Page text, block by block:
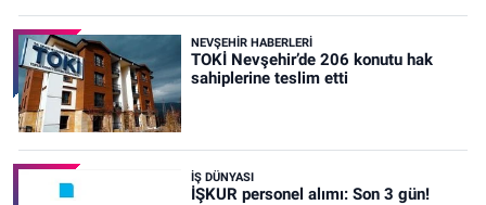
NEVŞEHIR HABERLERI
TOKİ Nevşehir’de 206 konutu hak
sahiplerine teslim etti
İŞ DÜNYASI
İŞKUR personel alımı: Son 3 gün!